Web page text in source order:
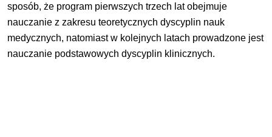
sposób, że program pierwszych trzech lat obejmuje
nauczanie z zakresu teoretycznych dyscyplin nauk
medycznych, natomiast w kolejnych latach prowadzone jest
nauczanie podstawowych dyscyplin klinicznych.